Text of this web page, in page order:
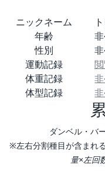
ニックネーム
年齢
性別
運動記録
体重記録
体型記録
ダンベル・バ
※左右分割種目が含まれ
量×左回